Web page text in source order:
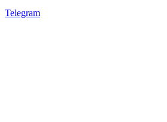
Telegram